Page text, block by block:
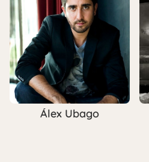
Álex Ubago